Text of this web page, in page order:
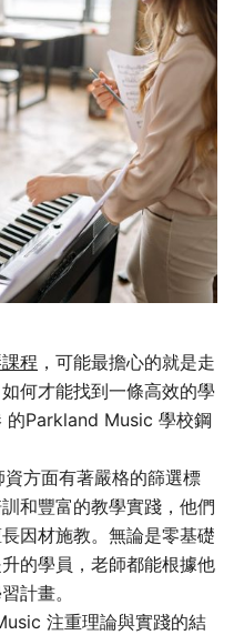
程 ，可能最擔心的就是走
何才能找到一條高效的學
的Parkland Music 學校鋼
方面有著嚴格的篩選標
和豐富的教學實踐，他們
因材施教。無論是零基礎
的學員，老師都能根據他
計畫。​
注重理論與實踐的結